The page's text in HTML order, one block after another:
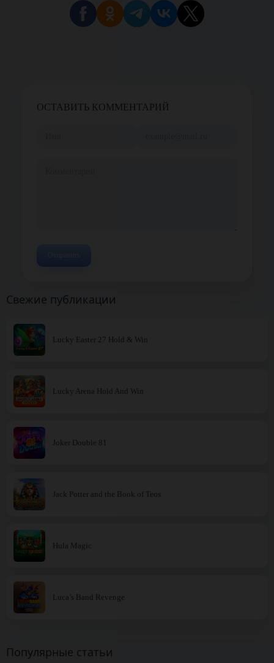
ОСТАВИТЬ КОММЕНТАРИЙ
Свежие публикации
Lucky Easter 27 Hold & Win
Lucky Arena Hold And Win
Joker Double 81
Jack Potter and the Book of Teos
Hula Magic
Luca’s Band Revenge
Популярные статьи